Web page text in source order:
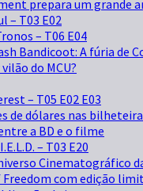
prepara um grande
– T03 E02
– T06 E04
Bandicoot: A fúria de
do MCU?
– T05 E02 E03
de dólares nas
a BD e o filme
– T03 E20
Cinematográfico
com edição